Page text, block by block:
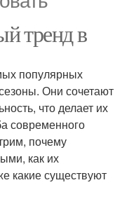
тренд в
популярных
Они сочетают
что делает их
современного
почему
как их
какие существуют